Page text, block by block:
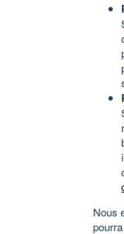
Nous